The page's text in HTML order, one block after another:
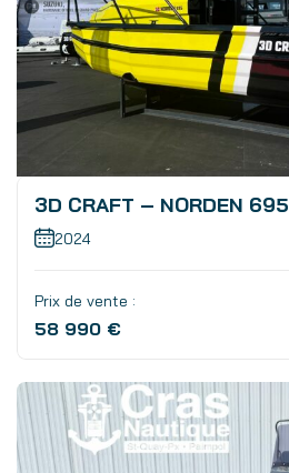
3D CRAFT – NORDEN 695
2024
Prix de vente :
58 990 €